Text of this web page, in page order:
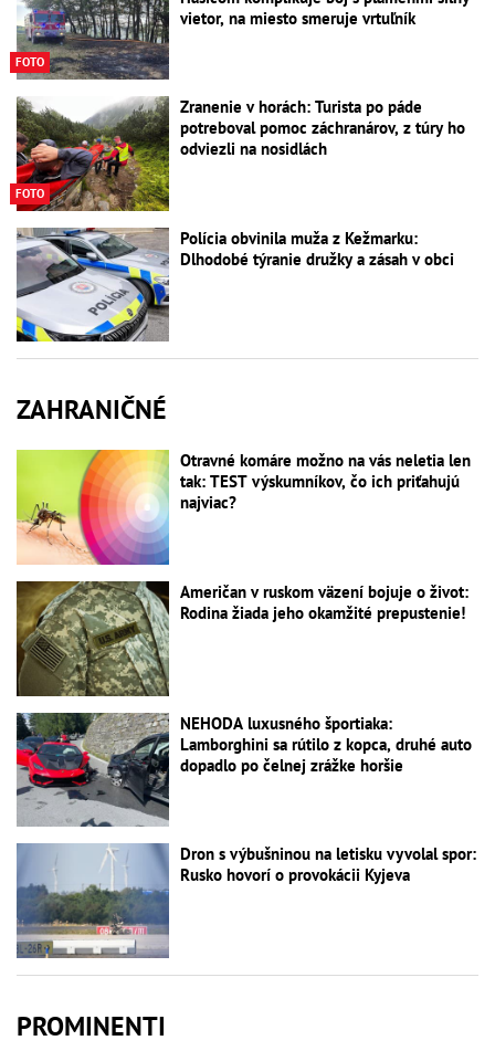
FOTO
vietor, na miesto smeruje vrtuľník
FOTO
Zranenie v horách: Turista po páde
potreboval pomoc záchranárov, z túry ho
odviezli na nosidlách
Polícia obvinila muža z Kežmarku:
Dlhodobé týranie družky a zásah v obci
ZAHRANIČNÉ
Otravné komáre možno na vás neletia len
tak: TEST výskumníkov, čo ich priťahujú
najviac?
Američan v ruskom väzení bojuje o život:
Rodina žiada jeho okamžité prepustenie!
NEHODA luxusného športiaka:
Lamborghini sa rútilo z kopca, druhé auto
dopadlo po čelnej zrážke horšie
Dron s výbušninou na letisku vyvolal spor:
Rusko hovorí o provokácii Kyjeva
PROMINENTI